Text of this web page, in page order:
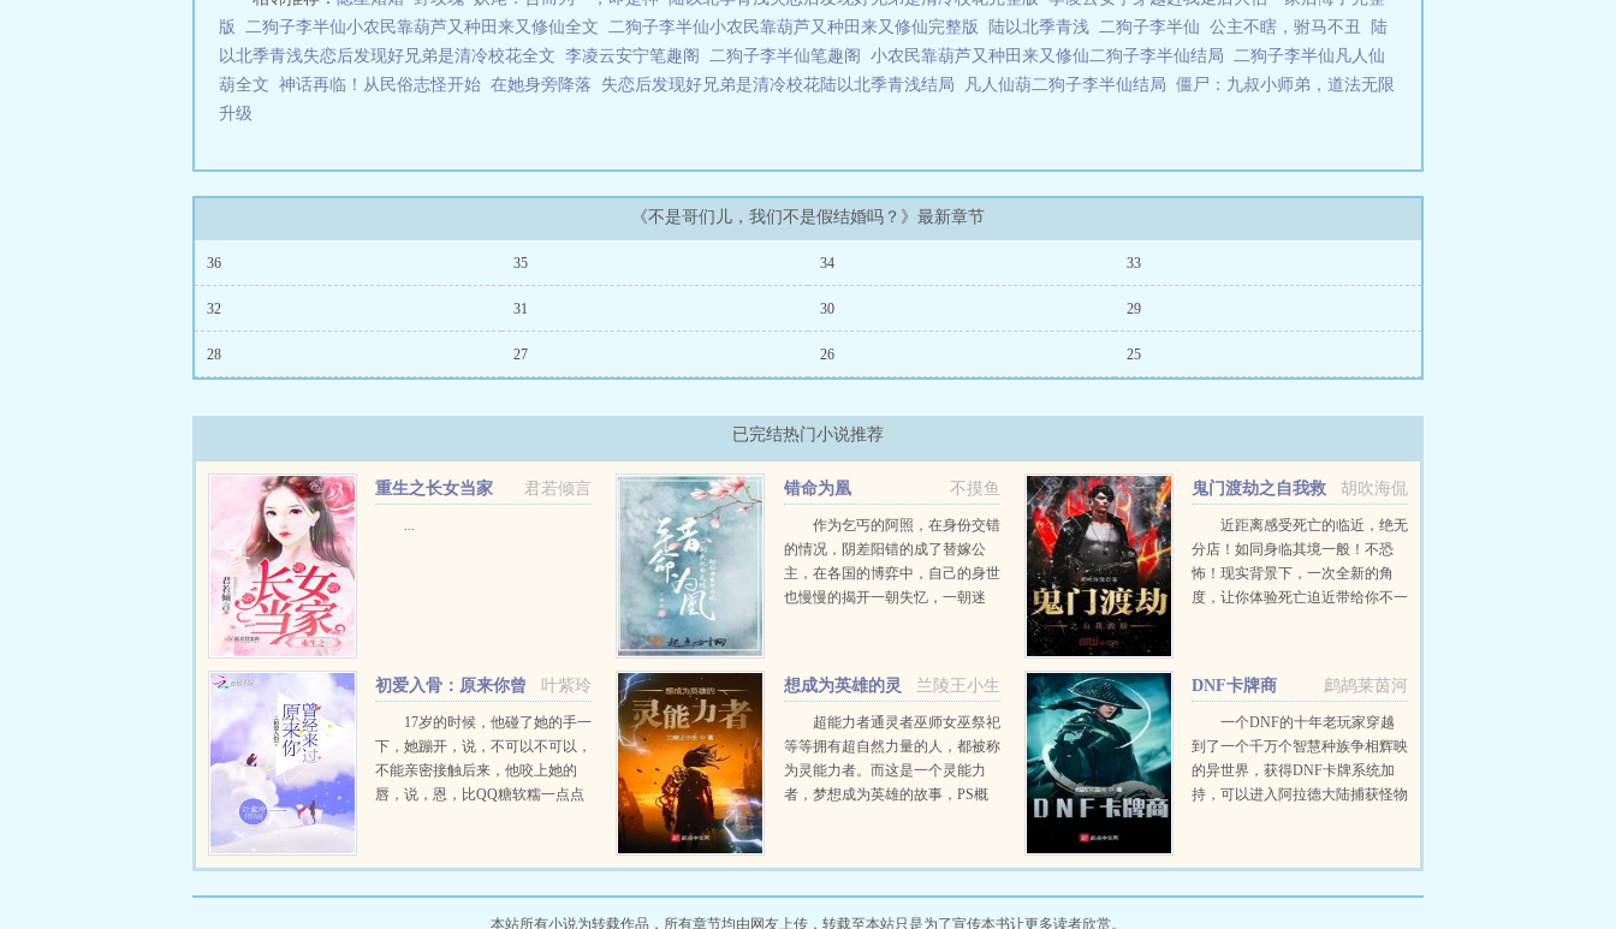
版
二狗子李半仙小农民靠葫芦又种田来又修仙全文 二狗子李半仙小农民靠葫芦又种田来又修仙完整版 陆以北季青浅 二狗子李半仙 公主不瞎，驸马不丑
陆
以北季青浅失恋后发现好兄弟是清冷校花全文 李凌云安宁笔趣阁 二狗子李半仙笔趣阁 小农民靠葫芦又种田来又修仙二狗子李半仙结局 二狗子李半仙凡人仙
葫全文 神话再临！从民俗志怪开始 在她身旁降落 失恋后发现好兄弟是清冷校花陆以北季青浅结局 凡人仙葫二狗子李半仙结局 僵尸：九叔小师弟，道法无限
升级
《不是哥们儿，我们不是假结婚吗？》最新章节
36 35 34 33
32 31 30 29
28 27 26 25
已完结热门小说推荐
君若倾言
重生之长女当家
...
不摸鱼
错命为凰
作为乞丐的阿照，在身份交错
的情况，阴差阳错的成了替嫁公
主，在各国的博弈中，自己的身世
也慢慢的揭开一朝失忆，一朝迷
剥开，朝局混乱，是否又能独...
胡吹海侃
鬼门渡劫之自我救
近距离感受死亡的临近，绝无
分店！如同身临其境一般！不恐
怖！现实背景下，一次全新的角
度，让你体验死亡迫近带给你不一
叶紫玲
初爱入骨：原来你曾
经来过17岁的时候，他碰了她的手一
下，她蹦开，说，不可以不可以，
不能亲密接触后来，他咬上她的
唇，说，恩，比QQ糖软糯一点点
来，生死关头，方才明白彼此间的
兰陵王小生
想成为英雄的灵
能力者超能力者通灵者巫师女巫祭祀
等等拥有超自然力量的人，都被称
为灵能力者。而这是一个灵能力
者，梦想成为英雄的故事，PS概
大家可以慢慢在里面找。小生的新
鹧鸪莱茵河
DNF卡牌商
一个DNF的十年老玩家穿越
到了一个千万个智慧种族争相辉映
的异世界，获得DNF卡牌系统加
持，可以进入阿拉德大陆捕获怪物
界，会交织出怎样的火花？当十二
本站所有小说为转载作品，所有章节均由网友上传，转载至本站只是为了宣传本书让更多读者欣赏。